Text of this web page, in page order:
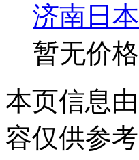
济南日
暂无价格
本页信息
容仅供参